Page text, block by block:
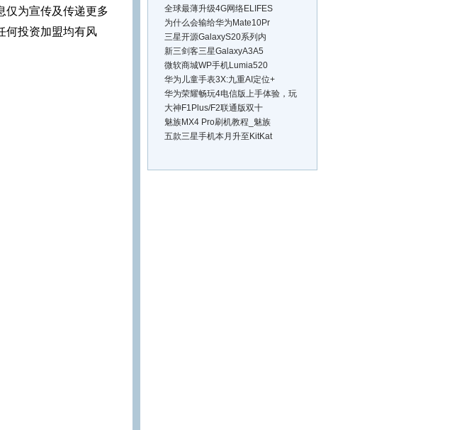
仅为宣传及传递更多
何投资加盟均有风
全球最薄升级4G网络ELIFES
为什么会输给华为Mate10Pr
三星开源GalaxyS20系列内
新三剑客三星GalaxyA3A5
微软商城WP手机Lumia520
华为儿童手表3X:九重AI定位+
华为荣耀畅玩4电信版上手体验，玩
大神F1Plus/F2联通版双十
魅族MX4 Pro刷机教程_魅族
五款三星手机本月升至KitKat